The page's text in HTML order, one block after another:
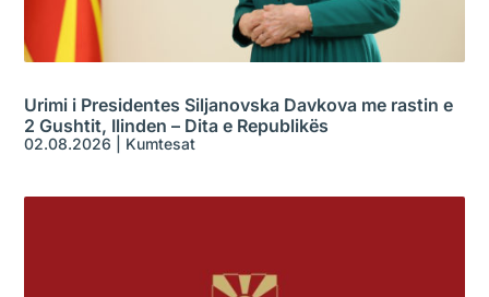
Urimi i Presidentes Siljanovska Davkova me rastin e
2 Gushtit, Ilinden – Dita e Republikës
02.08.2026 Kumtesat